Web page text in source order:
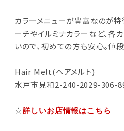
カラーメニューが豊富なのが特
ーチやイルミナカラーなど、各
いので、初めての方も安心。値
Hair Melt(ヘアメルト)
水戸市見和2-240-2029-306-
☆詳しいお店情報はこちら